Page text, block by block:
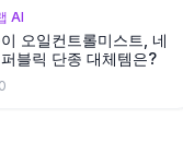
AI
오일컨트롤미스트, 네
블릭 단종 대체템은?
0